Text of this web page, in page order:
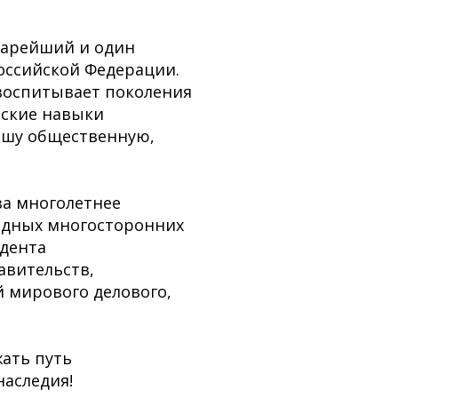
и один
Федерации.
поколения
навыки
общественную,
многолетнее
многосторонних
делового,
путь